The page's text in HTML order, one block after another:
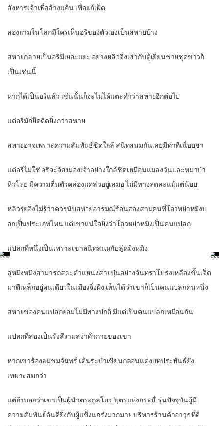
สังหารเจ้าเพื่อล้างแค้น เพื่อแก้เผ็ด
ลองถามในโลกมีใครเห็นอริของตัวเองเป็นสหายบ้าง
สหายกลายเป็นอริมีเยอะแยะ อย่างหลิวจิ่งเฮ่ากับตู้เยี่ยนชายชุดขาวก็
เป็นเช่นนี้
หากได้เป็นอริแล้ว เช่นนั้นก็จะไม่ได้แตะคำว่าสหายอีกต่อไป
แต่อริมักยึดติดยิ่งกว่าสหาย
สหายอาจเพราะความสัมพันธ์ชิดใกล้ สนิทสนมกันเลยมีท่าทีเฉื่อยชา
แต่อริไม่ใช่ อริจะจ้องมองเจ้าอย่างใกล้ชิดเหมือนแมลงวันและหมาป่า
หิวโหย มีความตื่นตัวคล่องแคล่วอยู่เสมอ ไม่มีทางลดละแม้แต่น้อย
หลิวรุ่ยอิ่งไม่รู้ว่าควรนับสหายอารมณ์ร้อนสองสามคนที่โอวหย่าหมิงบ
อกเป็นประเภทไหน แต่เขาแน่ใจยิ่งว่าโอวหย่าหมิงเป็นคนแปลก
แปลกที่หนึ่งเป็นเพราะเขาสนิทสนมกับลู่หมิงหมิง
ลู่หมิงหมิงสามารถสละตำแหน่งสายบุ๋นอย่างจันทราโปร่งเหลืองขั้นเจ็ด
มาตีเหล็กอยู่คนเดียวในเมืองจิ่งผิง เห็นได้ว่าเขาก็เป็นคนแปลกคนหนึ่ง
สหายของคนแปลกย่อมไม่มีทางปกติ มีแต่เป็นคนแปลกเหมือนกัน
แปลกที่สองเป็นรังสีงามสง่าทั่วกายของเขา
หากเขาร้องลมชมจันทร์ เต้นระบำเขียนกลอนแต่งบทประพันธ์ยัง
เหมาะสมกว่า
แต่ถ้าบอกว่าเขาเป็นผู้นำตระกูลโอว ‘บุตรแห่งกระบี่’ รุ่นปัจจุบันผู้มี
ความสัมพันธ์อันดียิ่งกับผู้แข็งแกร่งมากมาย บริหารร้านค้าอาวุธที่ดี